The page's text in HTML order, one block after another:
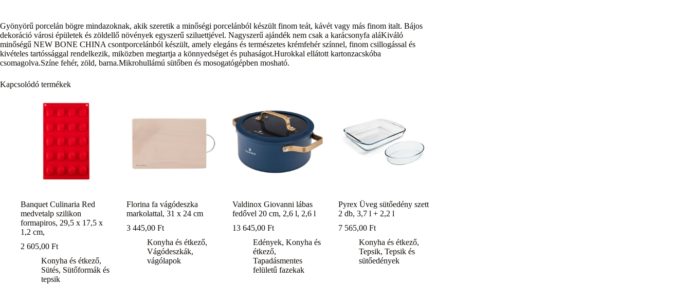
Gyönyörű porcelán bögre mindazoknak, akik szeretik a minőségi porcelánból készült finom teát, kávét vagy más finom italt. Bájos
dekoráció városi épületek és zöldellő növények egyszerű sziluettjével. Nagyszerű ajándék nem csak a karácsonyfa aláKiváló
minőségű NEW BONE CHINA csontporcelánból készült, amely elegáns és természetes krémfehér színnel, finom csillogással és
kivételes tartóssággal rendelkezik, miközben megtartja a könnyedséget és puhaságot.Hurokkal ellátott kartonzacskóba
csomagolva.Színe fehér, zöld, barna.Mikrohullámú sütőben és mosogatógépben mosható.
Kapcsolódó termékek
Banquet Culinaria Red
medvetalp szilikon
formapiros, 29,5 x 17,5 x
1,2 cm,
2 605,00 Ft
Konyha és étkező,
Sütés, Sütőformák és
tepsik
Florina fa vágódeszka
markolattal, 31 x 24 cm
3 445,00Ft
Konyha és étkező,
Vágódeszkák,
vágólapok
Valdinox Giovanni lábas
fedővel 20 cm, 2,6 l, 2,6 l
13 645,00Ft
Edények,Konyha és
étkező,
Tapadásmentes
felületű fazekak
Pyrex Üveg sütőedény szett
2 db, 3,7 l + 2,2 l
7 565,00Ft
Konyha és étkező,
Tepsik,Tepsik és
sütőedények